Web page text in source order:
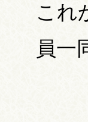
これ
員一